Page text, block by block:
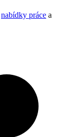
nabídky práce a